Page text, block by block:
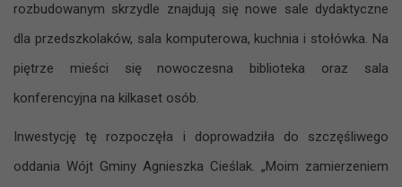
rozbudowanym skrzydle znajdują się nowe sale dydaktyczne
dla przedszkolaków, sala komputerowa, kuchnia i stołówka. Na
piętrze mieści się nowoczesna biblioteka oraz sala
konferencyjna na kilkaset osób.
Inwestycję tę rozpoczęła i doprowadziła do szczęśliwego
oddania Wójt Gminy Agnieszka Cieślak. „Moim zamierzeniem